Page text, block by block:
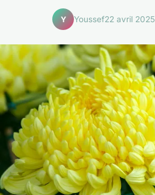
Y Youssef22 avril 2025